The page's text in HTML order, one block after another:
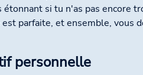
si tu n'as pas encore
parfaite, et ensemble, vous
personnelle